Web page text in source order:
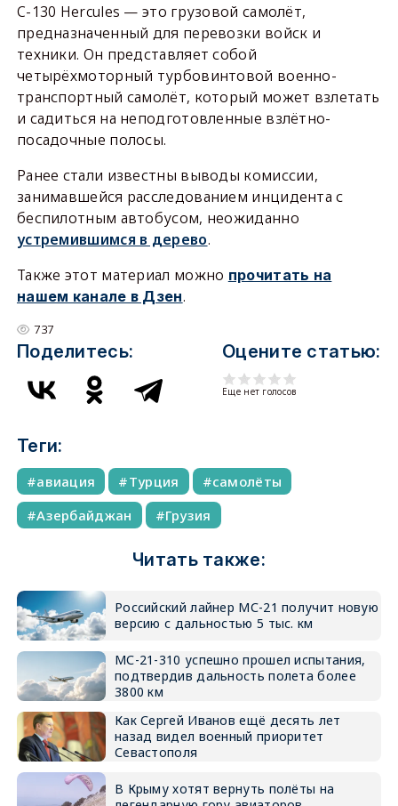
C-130 Hercules — это грузовой самолёт,
предназначенный для перевозки войск и
техники. Он представляет собой
четырёхмоторный турбовинтовой военно-
транспортный самолёт, который может взлетать
и садиться на неподготовленные взлётно-
посадочные полосы.
Ранее стали известны выводы комиссии,
занимавшейся расследованием инцидента с
беспилотным автобусом, неожиданно
устремившимся в дерево.
Также этот материал можно прочитать на
нашем канале в Дзен.
737
Поделитесь: Оцените статью:
Еще нет голосов
Теги:
авиация Турция
самолёты
Азербайджан
Грузия
Читать также:
Российский лайнер МС-21 получит новую
версию с дальностью 5 тыс. км
МС-21-310 успешно прошел испытания,
подтвердив дальность полета более
3800 км
Как Сергей Иванов ещё десять лет
назад видел военный приоритет
Севастополя
В Крыму хотят вернуть полёты на